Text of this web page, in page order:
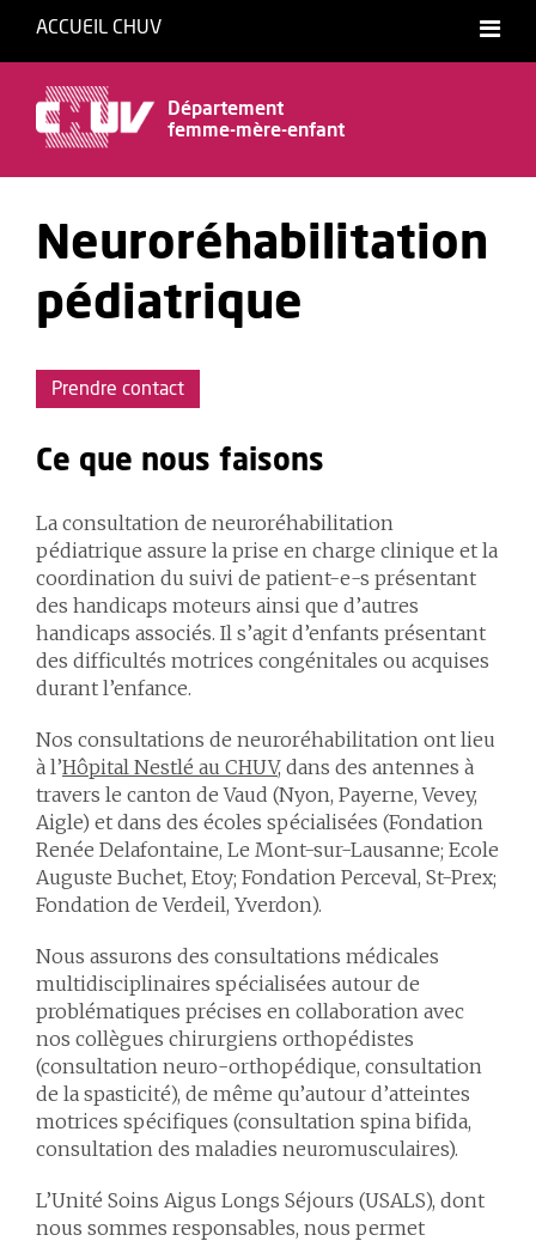
ACCUEIL CHUV
Département
femme-mère-enfant
Neuroréhabilitation
pédiatrique
Prendre contact
Ce que nous faisons
La consultation de neuroréhabilitation
pédiatrique assure la prise en charge clinique et la
coordination du suivi de patient-e-s présentant
des handicaps moteurs ainsi que d’autres
handicaps associés. Il s’agit d’enfants présentant
des difficultés motrices congénitales ou acquises
durant l’enfance.
Nos consultations de neuroréhabilitation ont lieu
à l’Hôpital Nestlé au CHUV, dans des antennes à
travers le canton de Vaud (Nyon, Payerne, Vevey,
Aigle) et dans des écoles spécialisées (Fondation
Renée Delafontaine, Le Mont-sur-Lausanne; Ecole
Auguste Buchet, Etoy; Fondation Perceval, St-Prex;
Fondation de Verdeil, Yverdon).
Nous assurons des consultations médicales
multidisciplinaires spécialisées autour de
problématiques précises en collaboration avec
nos collègues chirurgiens orthopédistes
(consultation neuro-orthopédique, consultation
de la spasticité), de même qu’autour d’atteintes
motrices spécifiques (consultation spina bifida,
consultation des maladies neuromusculaires).
L’Unité Soins Aigus Longs Séjours (USALS), dont
nous sommes responsables, nous permet